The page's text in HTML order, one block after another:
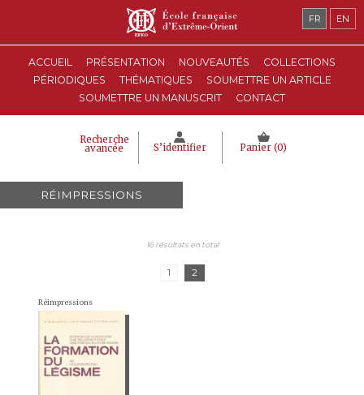
ACCUEIL PRÉSENTATION NOUVEAUTÉS
COLLECTIONS
PÉRIODIQUES
THÉMATIQUES
SOUMETTRE UN ARTICLE
SOUMETTRE UN MANUSCRIT
CONTACT
Recherche
avancée S’identifier Panier (0)
FR EN
RÉIMPRESSIONS
16 résultats en total
1 2
Réimpressions